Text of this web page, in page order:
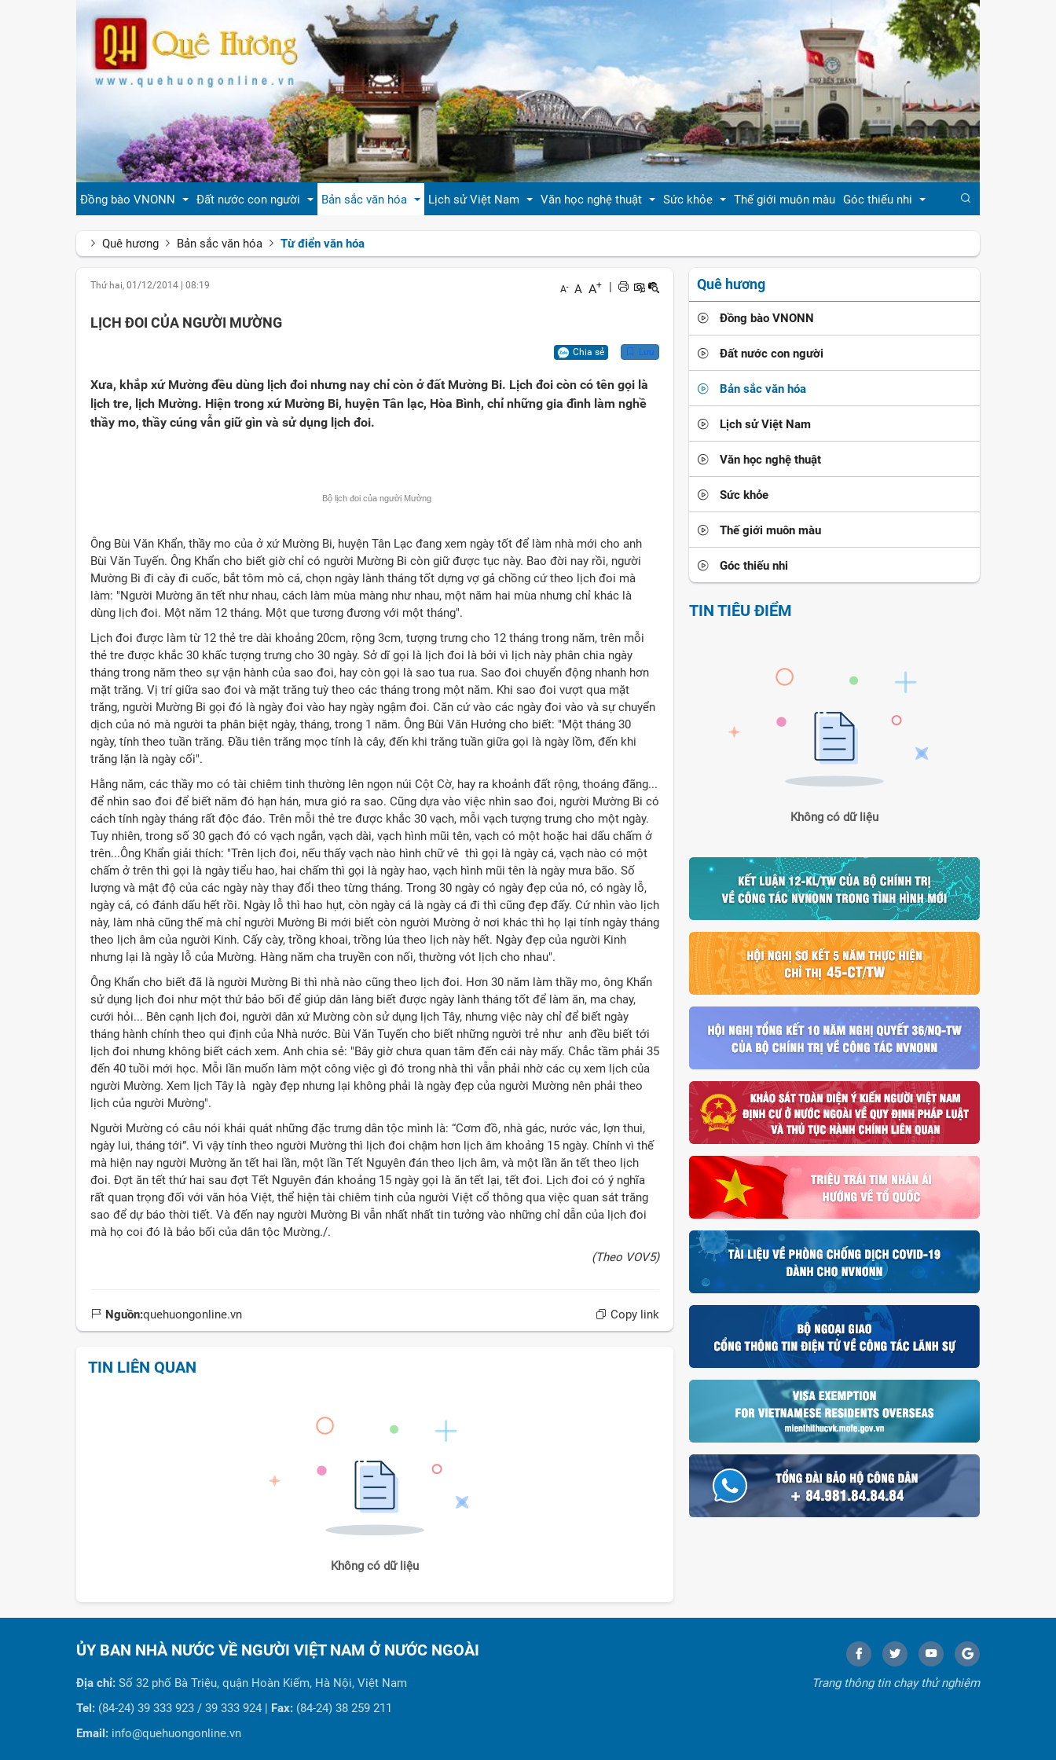
Đồng bào VNONN
Trang văn học nghệ thuật
Đất nước con người
Sự thật và chân lý không thể đảo ngược
Bản sắc văn hóa
Giải thích thành ngữ - tục ngữ
Lịch sử Việt Nam Văn học nghệ thuật
Ca dao tục ngữ
Sức khỏe
Sống đẹp
Sống khỏe
Làm đẹp
Thế giới muôn màu Góc thiếu nhi
Ca dao - tục ngữ
Đồng dao
Quê hương Bản sắc văn hóa Từ điển văn hóa
Thứ hai, 01/12/2014 08:19 A- A A+
LỊCH ĐOI CỦA NGƯỜI MƯỜNG
Chia sẻ Lưu
Xưa, khắp xứ Mường đều dùng lịch đoi nhưng nay chỉ còn ở đất Mường Bi. Lịch đoi còn có tên gọi là
lịch tre, lịch Mường. Hiện trong xứ Mường Bi, huyện Tân lạc, Hòa Bình, chỉ những gia đình làm nghề
thầy mo, thầy cúng vẫn giữ gìn và sử dụng lịch đoi.
Bộ lịch đoi của người Mường
Ông Bùi Văn Khẩn, thầy mo của ở xứ Mường Bi, huyện Tân Lạc đang xem ngày tốt để làm nhà mới cho anh
Bùi Văn Tuyến. Ông Khẩn cho biết giờ chỉ có người Mường Bi còn giữ được tục này. Bao đời nay rồi, người
Mường Bi đi cày đi cuốc, bắt tôm mò cá, chọn ngày lành tháng tốt dựng vợ gả chồng cứ theo lịch đoi mà
làm: "Người Mường ăn tết như nhau, cách làm mùa màng như nhau, một năm hai mùa nhưng chỉ khác là
dùng lịch đoi. Một năm 12 tháng. Một que tương đương với một tháng".
Lịch đoi được làm từ 12 thẻ tre dài khoảng 20cm, rộng 3cm, tượng trưng cho 12 tháng trong năm, trên mỗi
thẻ tre được khắc 30 khấc tượng trưng cho 30 ngày. Sở dĩ gọi là lịch đoi là bởi vì lịch này phân chia ngày
tháng trong năm theo sự vận hành của sao đoi, hay còn gọi là sao tua rua. Sao đoi chuyển động nhanh hơn
mặt trăng. Vị trí giữa sao đoi và mặt trăng tuỳ theo các tháng trong một năm. Khi sao đoi vượt qua mặt
trăng, người Mường Bi gọi đó là ngày đoi vào hay ngày ngậm đoi. Căn cứ vào các ngày đoi vào và sự chuyển
dịch của nó mà người ta phân biệt ngày, tháng, trong 1 năm. Ông Bùi Văn Hưởng cho biết: "Một tháng 30
ngày, tính theo tuần trăng. Đầu tiên trăng mọc tính là cây, đến khi trăng tuần giữa gọi là ngày lồm, đến khi
trăng lặn là ngày cối".
Hằng năm, các thầy mo có tài chiêm tinh thường lên ngọn núi Cột Cờ, hay ra khoảnh đất rộng, thoáng đãng...
để nhìn sao đoi để biết năm đó hạn hán, mưa gió ra sao. Cũng dựa vào việc nhìn sao đoi, người Mường Bi có
cách tính ngày tháng rất độc đáo. Trên mỗi thẻ tre được khắc 30 vạch, mỗi vạch tượng trưng cho một ngày.
Tuy nhiên, trong số 30 gạch đó có vạch ngắn, vạch dài, vạch hình mũi tên, vạch có một hoặc hai dấu chấm ở
trên...Ông Khẩn giải thích: "Trên lịch đoi, nếu thấy vạch nào hình chữ vê thì gọi là ngày cá, vạch nào có một
chấm ở trên thì gọi là ngày tiểu hao, hai chấm thì gọi là ngày hao, vạch hình mũi tên là ngày mưa bão. Số
lượng và mật độ của các ngày này thay đổi theo từng tháng. Trong 30 ngày có ngày đẹp của nó, có ngày lỗ,
ngày cá, có đánh dấu hết rồi. Ngày lỗ thì hao hụt, còn ngày cá là ngày cá đi thì cũng đẹp đấy. Cứ nhìn vào lịch
này, làm nhà cũng thế mà chỉ người Mường Bi mới biết còn người Mường ở nơi khác thì họ lại tính ngày tháng
theo lịch âm của người Kinh. Cấy cày, trồng khoai, trồng lúa theo lịch này hết. Ngày đẹp của người Kinh
nhưng lại là ngày lỗ của Mường. Hàng năm cha truyền con nối, thường vót lịch cho nhau".
Ông Khẩn cho biết đã là người Mường Bi thì nhà nào cũng theo lịch đoi. Hơn 30 năm làm thầy mo, ông Khẩn
sử dụng lịch đoi như một thứ bảo bối để giúp dân làng biết được ngày lành tháng tốt để làm ăn, ma chay,
cưới hỏi... Bên cạnh lịch đoi, người dân xứ Mường còn sử dụng lịch Tây, nhưng việc này chỉ để biết ngày
tháng hành chính theo qui định của Nhà nước. Bùi Văn Tuyến cho biết những người trẻ như anh đều biết tới
lịch đoi nhưng không biết cách xem. Anh chia sẻ: "Bây giờ chưa quan tâm đến cái này mấy. Chắc tầm phải 35
đến 40 tuồi mới học. Mỗi lần muốn làm một công việc gì đó trong nhà thì vẫn phải nhờ các cụ xem lịch của
người Mường. Xem lịch Tây là ngày đẹp nhưng lại không phải là ngày đẹp của người Mường nên phải theo
lịch của người Mường".
Người Mường có câu nói khái quát những đặc trưng dân tộc mình là: “Cơm đồ, nhà gác, nước vác, lợn thui,
ngày lui, tháng tới”. Vì vậy tính theo người Mường thì lịch đoi chậm hơn lịch âm khoảng 15 ngày. Chính vì thế
mà hiện nay người Mường ăn tết hai lần, một lần Tết Nguyên đán theo lịch âm, và một lần ăn tết theo lịch
đoi. Đợt ăn tết thứ hai sau đợt Tết Nguyên đán khoảng 15 ngày gọi là ăn tết lại, tết đoi. Lịch đoi có ý nghĩa
rất quan trọng đối với văn hóa Việt, thể hiện tài chiêm tinh của người Việt cổ thông qua việc quan sát trăng
sao để dự báo thời tiết. Và đến nay người Mường Bi vẫn nhất nhất tin tưởng vào những chỉ dẫn của lịch đoi
mà họ coi đó là bảo bối của dân tộc Mường./.
(Theo VOV5)
Nguồn:quehuongonline.vn Copy link
TIN LIÊN QUAN
Không có dữ liệu
Quê hương
Đồng bào VNONN
Đất nước con người
Bản sắc văn hóa
Lịch sử Việt Nam
Văn học nghệ thuật
Sức khỏe
Thế giới muôn màu
Góc thiếu nhi
TIN TIÊU ĐIỂM
Không có dữ liệu
ỦY BAN NHÀ NƯỚC VỀ NGƯỜI VIỆT NAM Ở NƯỚC NGOÀI
Địa chỉ: Số 32 phố Bà Triệu, quận Hoàn Kiếm, Hà Nội, Việt Nam
Tel: (84-24) 39 333 923 / 39 333 924 | Fax: (84-24) 38 259 211
Email: info@quehuongonline.vn
Trang thông tin chạy thử nghiệm